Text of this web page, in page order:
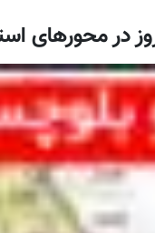
در محورهای